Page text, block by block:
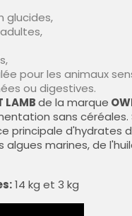
glucides,
pour les animaux
ou digestives.
LAMBde la marque
sans
principale d'hydrates
algues marines, de
14 kg et 3 kg